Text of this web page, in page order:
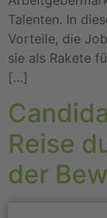
Talenten. In
Vorteile, die
sie als Rakete
[…]
Reise
der